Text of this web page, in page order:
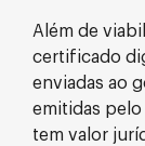
Além de
certificado
enviadas ao
emitidas pelo
tem valor